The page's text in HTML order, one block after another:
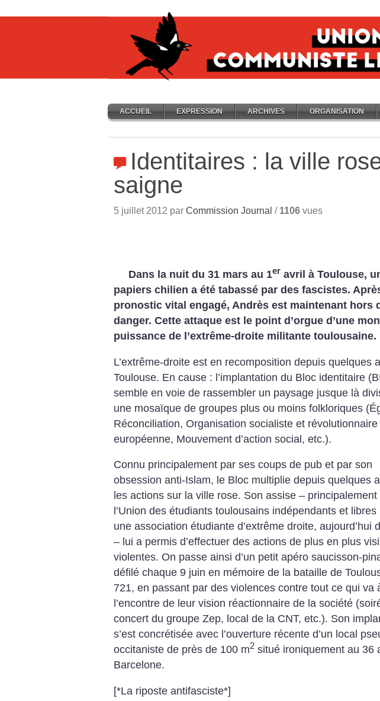
ACCUEIL EXPRESSION ARCHIVES ORGANISATION
Identitaires : la ville
saigne
5 juillet 2012 par Commission Journal / 1106 vues
Dans la nuit du 31 mars au 1er avril à Toulouse,
papiers chilien a été tabassé par des fascistes.
pronostic vital engagé, Andrès est maintenant hors
danger. Cette attaque est le point d’orgue d’une
puissance de l’extrême-droite militante toulousaine.
L’extrême-droite est en recomposition depuis quelques
Toulouse. En cause : l’implantation du Bloc identitaire
semble en voie de rassembler un paysage jusque là
une mosaïque de groupes plus ou moins folkloriques
Réconciliation, Organisation socialiste et révolutionnaire
européenne, Mouvement d’action social, etc.).
Connu principalement par ses coups de pub et par son
obsession anti-Islam, le Bloc multiplie depuis quelques
les actions sur la ville rose. Son assise –
l’Union des étudiants toulousains indépendants et libres
une association étudiante d’extrême droite, aujourd’hui
– lui a permis d’effectuer des actions de plus en plus
violentes. On passe ainsi d’un petit apéro saucisson-
défilé chaque 9 juin en mémoire de la bataille de
721, en passant par des violences contre tout ce qui va
l’encontre de leur vision réactionnaire de la société
concert du groupe Zep, local de la CNT, etc.). Son
s’est concrétisée avec l’ouverture récente d’un local
occitaniste de près de 100 m2 situé ironiquement au 36
Barcelone.
[*La riposte antifasciste*]